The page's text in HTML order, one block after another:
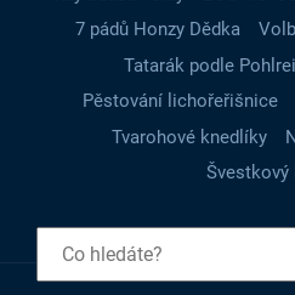
7 pádů Honzy Dědka
Tatarák podle
Pěstování lichořeřišnice
Tvarohové knedlíky
Švestkový